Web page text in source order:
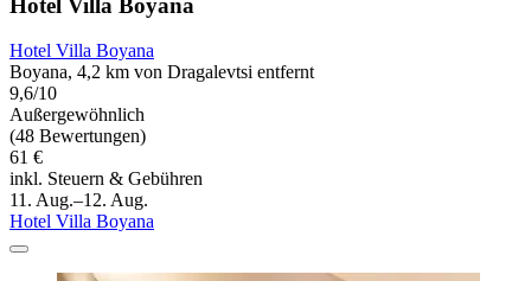
Hotel Villa Boyana
Hotel Villa Boyana
Boyana, 4,2 km von Dragalevtsi entfernt
9,6/10
Außergewöhnlich
(48 Bewertungen)
61 €
inkl. Steuern & Gebühren
11. Aug.–12. Aug.
Hotel Villa Boyana